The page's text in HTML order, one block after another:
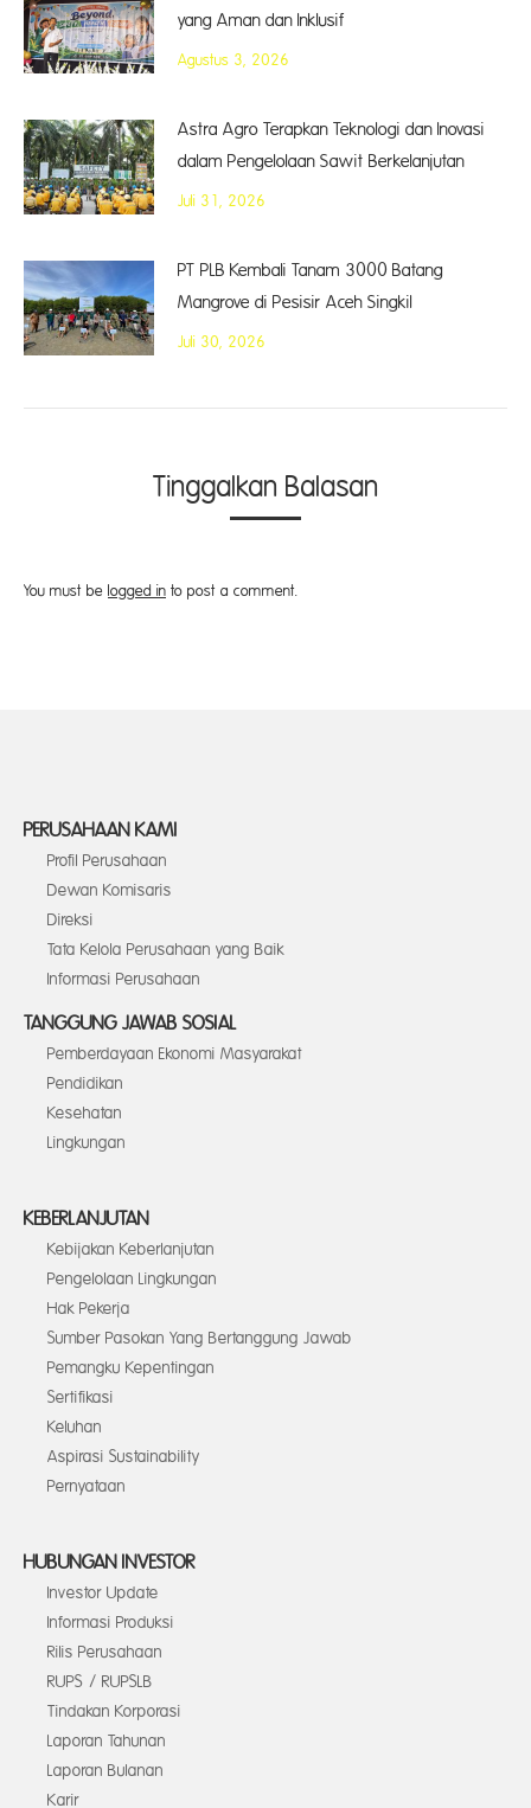
yang Aman dan Inklusif
Agustus 3, 2026
Astra Agro Terapkan Teknologi dan Inovasi
dalam Pengelolaan Sawit Berkelanjutan
Juli 31, 2026
PT PLB Kembali Tanam 3000 Batang
Mangrove di Pesisir Aceh Singkil
Juli 30, 2026
Tinggalkan Balasan
You must be logged in to post a comment.
PERUSAHAAN KAMI
Profil Perusahaan
Dewan Komisaris
Direksi
Tata Kelola Perusahaan yang Baik
Informasi Perusahaan
TANGGUNG JAWAB SOSIAL
Pemberdayaan Ekonomi Masyarakat
Pendidikan
Kesehatan
Lingkungan
KEBERLANJUTAN
Kebijakan Keberlanjutan
Pengelolaan Lingkungan
Hak Pekerja
Sumber Pasokan Yang Bertanggung Jawab
Pemangku Kepentingan
Sertifikasi
Keluhan
Aspirasi Sustainability
Pernyataan
HUBUNGAN INVESTOR
Investor Update
Informasi Produksi
Rilis Perusahaan
RUPS / RUPSLB
Tindakan Korporasi
Laporan Tahunan
Laporan Bulanan
Karir